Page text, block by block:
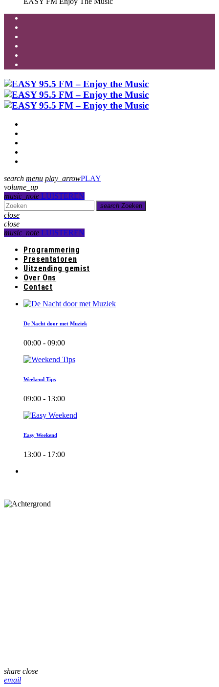
search menu play_arrowPLAY
volume_up
music_note LUISTEREN
search Zoeken
close
close
music_note LUISTEREN
Programmering
Presentatoren
Uitzending gemist
Over Ons
Contact
De Nacht door met Muziek
00:00 - 09:00
Weekend Tips
09:00 - 13:00
Easy Weekend
13:00 - 17:00
share close
email